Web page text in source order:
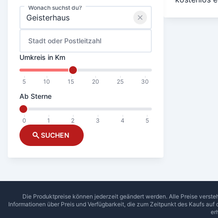
Wonach suchst du?
Stadt oder Postleitzahl
Umkreis in Km
5 10 15 20 25 30
Ab Sterne
0 1 2 3 4 5
SUCHEN
Die Produktpreise können jederzeit geändert werden. Alle Preise
Informationen über Preis und Verfügbarkeit, die zum Zeitpunkt des Kaufs